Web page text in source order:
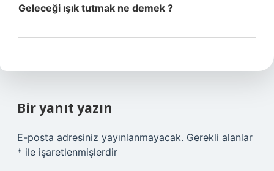
Geleceği ışık tutmak ne demek ?
Bir yanıt yazın
E-posta adresiniz yayınlanmayacak. Gerekli alanlar
* ile işaretlenmişlerdir